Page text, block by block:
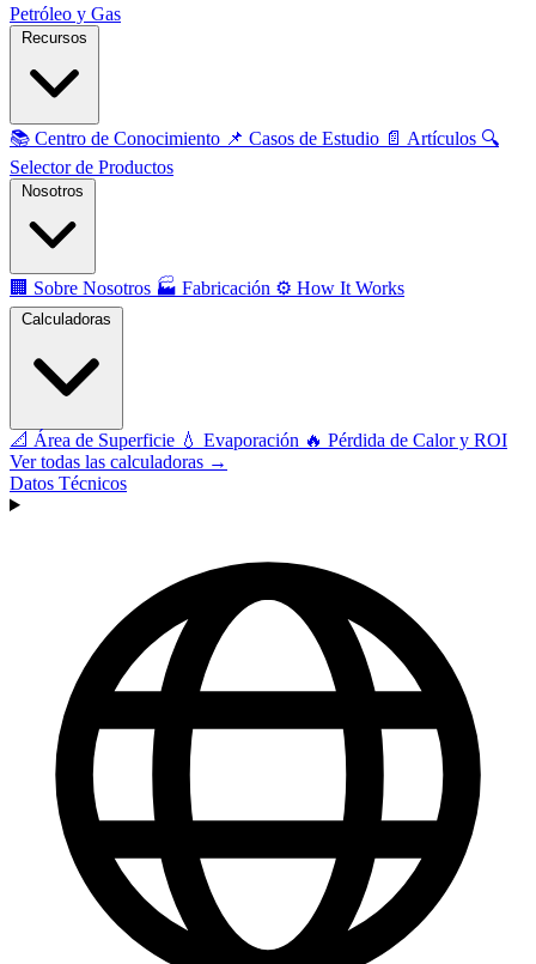
Petróleo y Gas
📚 Centro de Conocimiento 📌 Casos de Estudio 📄 Artículos 🔍
Selector de Productos
🏢 Sobre Nosotros 🏭 Fabricación ⚙️ How It Works
📐 Área de Superficie 💧 Evaporación 🔥 Pérdida de Calor y ROI
Ver todas las calculadoras →
Datos Técnicos